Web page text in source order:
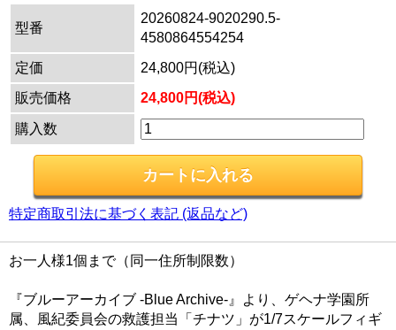
型番
20260824-9020290.5-
4580864554254
定価
24,800円(税込)
販売価格
24,800円(税込)
購入数
特定商取引法に基づく表記 (返品など)
お一人様1個まで（同一住所制限数）
『ブルーアーカイブ -Blue Archive-』より、ゲヘナ学園所
属、風紀委員会の救護担当「チナツ」が1/7スケールフィギ